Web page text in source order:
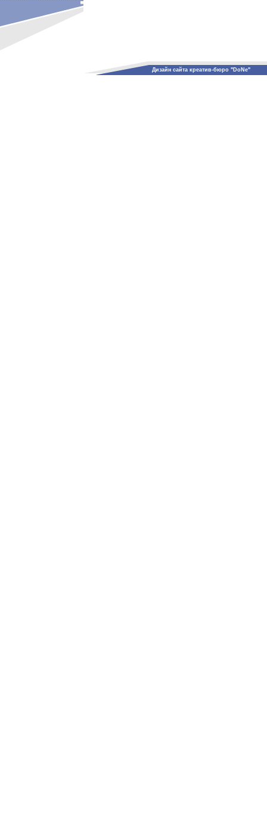
Дизайн сайта креатив-бюро "DoNe"